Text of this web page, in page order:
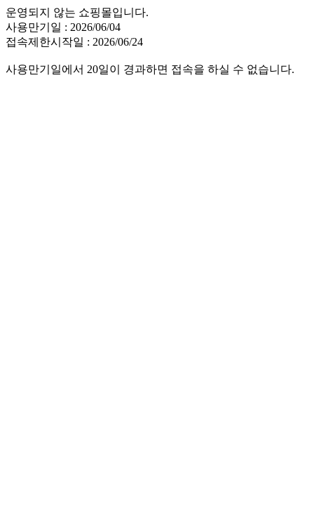
운영되지 않는 쇼핑몰입니다.
사용만기일 : 2026/06/04
접속제한시작일 : 2026/06/24
사용만기일에서 20일이 경과하면 접속을 하실 수 없습니다.